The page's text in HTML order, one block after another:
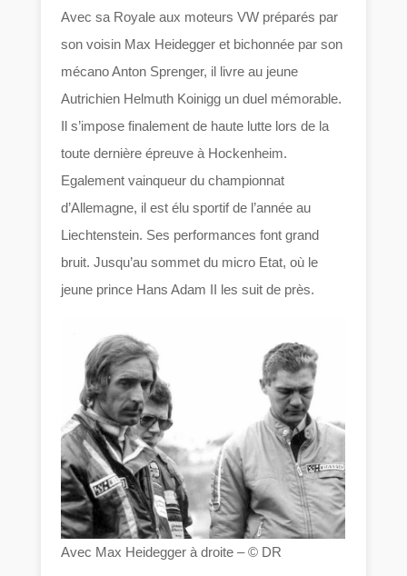
Avec sa Royale aux moteurs VW préparés par
son voisin Max Heidegger et bichonnée par son
mécano Anton Sprenger, il livre au jeune
Autrichien Helmuth Koinigg un duel mémorable.
Il s’impose finalement de haute lutte lors de la
toute dernière épreuve à Hockenheim.
Egalement vainqueur du championnat
d’Allemagne, il est élu sportif de l’année au
Liechtenstein. Ses performances font grand
bruit. Jusqu’au sommet du micro Etat, où le
jeune prince Hans Adam II les suit de près.
Avec Max Heidegger à droite – © DR